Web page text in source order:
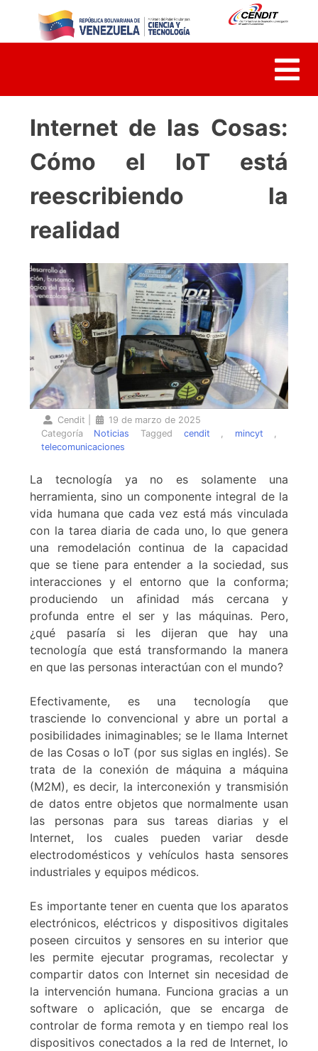
content
Internet de las Cosas:
Cómo el IoT está
reescribiendo la
realidad
Cendit
19 de marzo de 2025
Categoría Noticias Tagged cendit mincyt
telecomunicaciones
La tecnología ya no es solamente una
herramienta, sino un componente integral de la
vida humana que cada vez está más vinculada
con la tarea diaria de cada uno, lo que genera
una remodelación continua de la capacidad
que se tiene para entender a la sociedad, sus
interacciones y el entorno que la conforma;
produciendo un afinidad más cercana y
profunda entre el ser y las máquinas. Pero,
¿qué pasaría si les dijeran que hay una
tecnología que está transformando la manera
en que las personas interactúan con el mundo?
Efectivamente, es una tecnología que
trasciende lo convencional y abre un portal a
posibilidades inimaginables; se le llama Internet
de las Cosas o IoT (por sus siglas en inglés). Se
trata de la conexión de máquina a máquina
(M2M), es decir, la interconexión y transmisión
de datos entre objetos que normalmente usan
las personas para sus tareas diarias y el
Internet, los cuales pueden variar desde
electrodomésticos y vehículos hasta sensores
industriales y equipos médicos.
Es importante tener en cuenta que los aparatos
electrónicos, eléctricos y dispositivos digitales
poseen circuitos y sensores en su interior que
les permite ejecutar programas, recolectar y
compartir datos con Internet sin necesidad de
la intervención humana. Funciona gracias a un
software o aplicación, que se encarga de
controlar de forma remota y en tiempo real los
dispositivos conectados a la red de Internet, lo